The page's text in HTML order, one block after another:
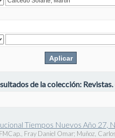
de la colección: Revistas.
Tiempos Nuevos Año 27,
Fray Daniel Omar; Muñoz,